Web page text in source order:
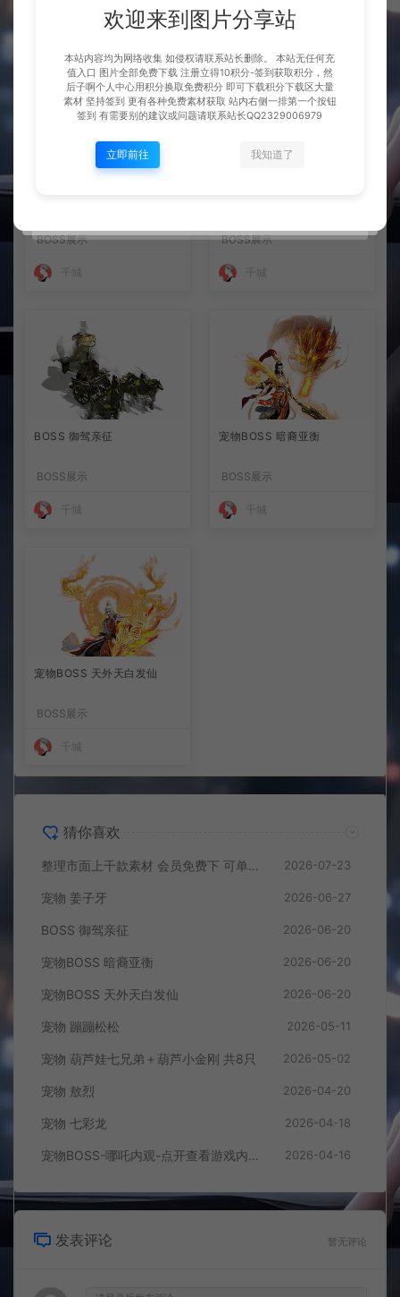
BOSS展示
BOSS展示
BOSS 御驾亲征
BOSS展示
宠物BOSS 暗裔亚衡
BOSS展示
宠物BOSS 天外天白发仙
BOSS展示
猜你喜欢
整理市面上千款素材 会员免费下 可单独买-5个多G 2026-07-23
宠物 姜子牙 2026-06-27
BOSS 御驾亲征 2026-06-20
宠物BOSS 暗裔亚衡 2026-06-20
宠物BOSS 天外天白发仙 2026-06-20
宠物 蹦蹦松松 2026-05-11
宠物 葫芦娃七兄弟＋葫芦小金刚 共8只 2026-05-02
宠物 敖烈 2026-04-20
宠物 七彩龙 2026-04-18
宠物BOSS-哪吒内观-点开查看游戏内效果 2026-04-16
发表评论 暂无评论
欢迎来到图片分享站
本站内容均为网络收集 如侵权请联系站长删除。 本站无任何充
值入口 图片全部免费下载 注册立得10积分-签到获取积分，然
后子啊个人中心用积分换取免费积分 即可下载积分下载区大量
素材 坚持签到 更有各种免费素材获取 站内右侧一排第一个按钮
签到 有需要别的建议或问题请联系站长QQ2329006979
立即前往 我知道了